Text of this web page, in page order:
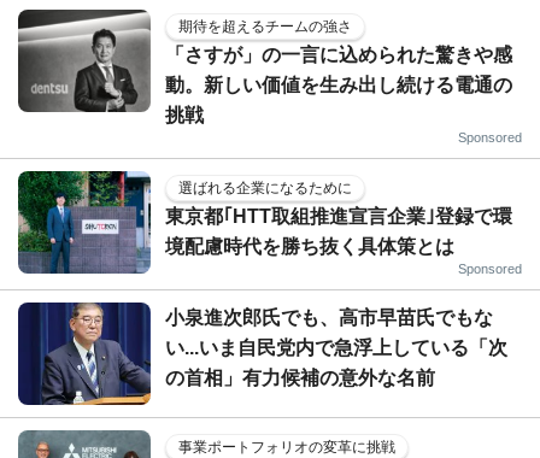
期待を超えるチームの強さ
「さすが」の一言に込められた驚きや感
動。新しい価値を生み出し続ける電通の
挑戦
Sponsored
選ばれる企業になるために
東京都｢HTT取組推進宣言企業｣登録で環
境配慮時代を勝ち抜く具体策とは
Sponsored
小泉進次郎氏でも、高市早苗氏でもな
い...いま自民党内で急浮上している「次
の首相」有力候補の意外な名前
事業ポートフォリオの変革に挑戦